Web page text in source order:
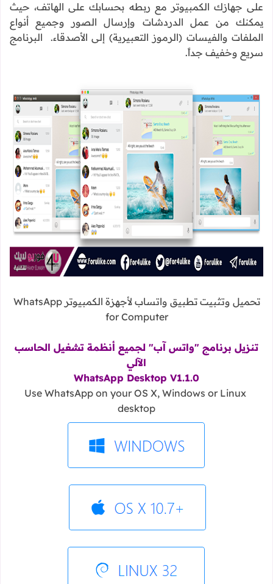
على جهازك الكمبيوتر مع ربطه بحسابك على الهاتف، حيث
يمكنك من عمل الدردشات وإرسال الصور وجميع أنواع
الملفات والفيسات (الرموز التعبيرية) إلى الأصدقاء. البرنامج
سريع وخفيف جداً.
تحميل وتثبيت تطبيق واتساب لأجهزة الكمبيوتر WhatsApp
for Computer
تنزيل برنامج "واتس آب" لجميع أنظمة تشغيل الحاسب
الآلي
WhatsApp Desktop V1.1.0
Use WhatsApp on your OS X, Windows or Linux
desktop